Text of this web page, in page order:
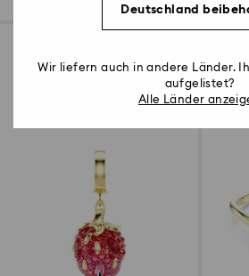
Deutschland
Wir liefern auch in andere Länder.
aufgelistet?
Alle Länder